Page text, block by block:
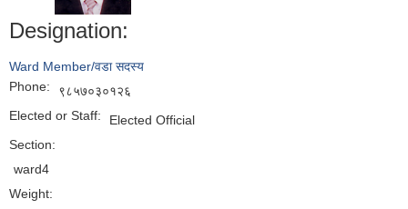
Designation:
Ward Member/वडा सदस्य
Phone:
९८५७०३०१२६
Elected or Staff:
Elected Official
Section:
ward4
Weight: